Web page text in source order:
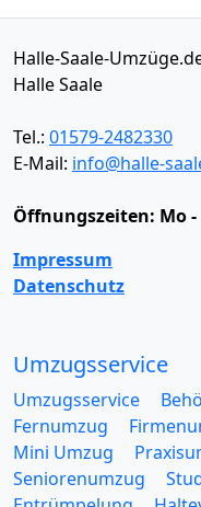
Halle-Saale-
Halle Saale
Tel.: 01579-2482330
E-Mail: info@halle-
Öffnungszeiten: Mo -
Impressum
Datenschutz
Umzugsservice
Umzugsservice
Fernumzug
Mini Umzug
Seniorenumzug